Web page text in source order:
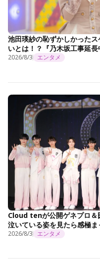
池田瑛紗の恥ずかしかった
いとは！？『乃木坂工事延
2026/8/3 エンタメ
Cloud tenが公開ゲネプロ
泣いている姿を見たら感極ま
2026/8/3 エンタメ